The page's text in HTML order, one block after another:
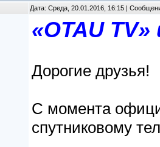
Дата: Среда, 20.01.2016, 16:15 |
«OTAU
Дорогие друзья!
С момента
спутниковому